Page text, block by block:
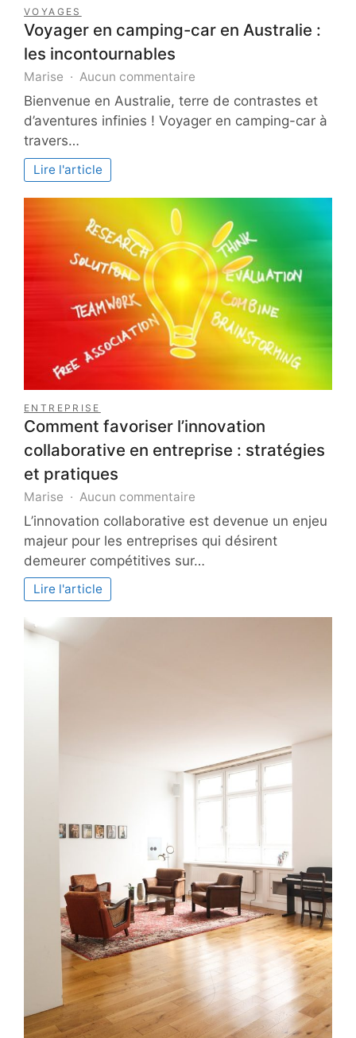
VOYAGES
Voyager en camping-car en Australie :
les incontournables
Marise Aucun commentaire
Voyager
en
camping-
:
incontournables
Bienvenue en Australie, terre de contrastes et
d’aventures infinies ! Voyager en camping-car à
travers…
Lire l'article
ENTREPRISE
Comment favoriser l’innovation
collaborative en entreprise : stratégies
et pratiques
Marise Aucun commentaire
Comment
favoriser
l’innovation
collaborative
:
L’innovation collaborative est devenue un enjeu
majeur pour les entreprises qui désirent
demeurer compétitives sur…
Lire l'article